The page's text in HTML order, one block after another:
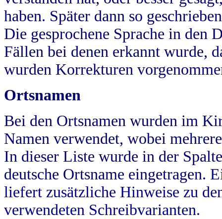
haben. Später dann so
Die gesprochene Sprache in
Fällen bei denen erkannt wurde,
wurden Korrekturen
Ortsnamen
Bei den Ortsnamen wurden im
Namen verwendet, wobei
In dieser Liste wurde in der
deutsche Ortsname eingetragen.
liefert zusätzliche Hinweise zu
verwendeten Schreibvarianten.